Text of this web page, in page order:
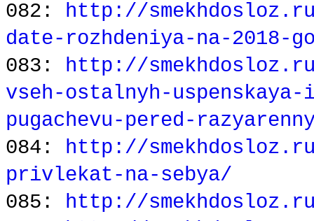
082: http://
date-rozhdeniya-na-2018-
083: http://
vseh-ostalnyh-
pugachevu-pered-
084: http://
privlekat-na-sebya/
085: http://